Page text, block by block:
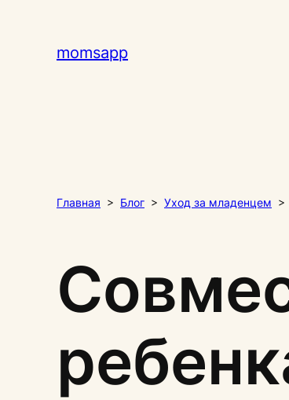
содержимому
momsapp
Главная > Блог > Уход за младенцем >